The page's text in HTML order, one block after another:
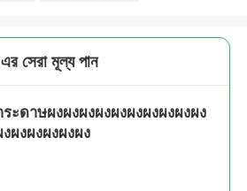
এর সেরা মূল্য পান
ระดาษผงผงผงผงผงผงผงผงผงผง
งผงผงผงผงผง